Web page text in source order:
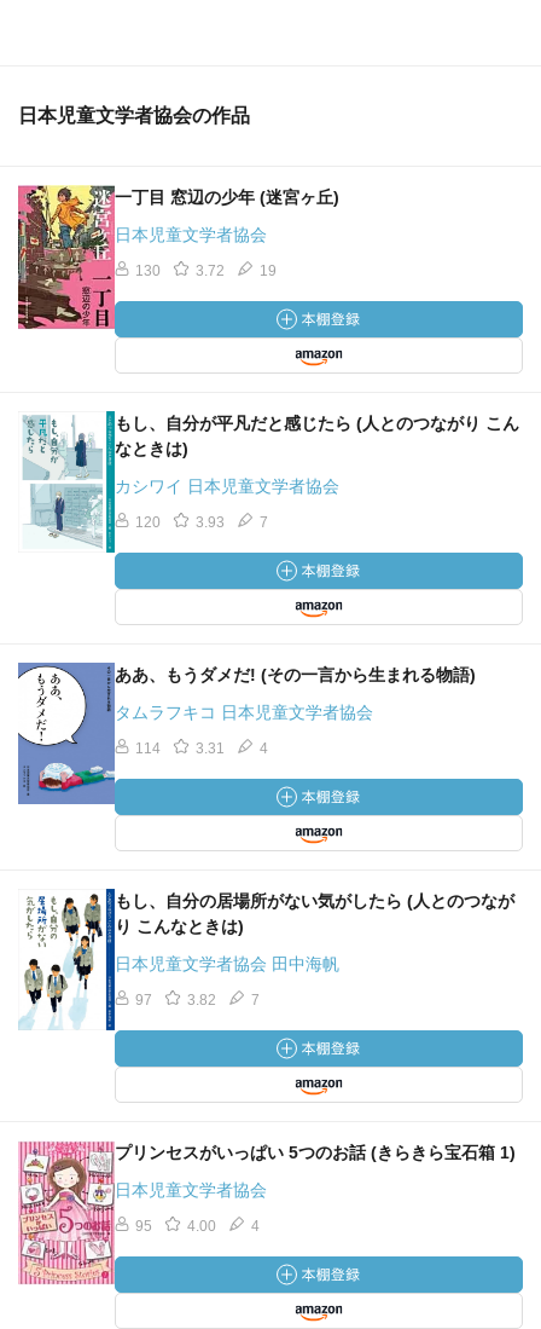
日本児童文学者協会の作品
一丁目 窓辺の少年 (迷宮ヶ丘)
日本児童文学者協会
130 3.72 19
もし、自分が平凡だと感じたら (人とのつながり こん
なときは)
カシワイ 日本児童文学者協会
120 3.93 7
ああ、もうダメだ! (その一言から生まれる物語)
タムラフキコ 日本児童文学者協会
114 3.31 4
もし、自分の居場所がない気がしたら (人とのつなが
り こんなときは)
日本児童文学者協会 田中海帆
97 3.82 7
プリンセスがいっぱい 5つのお話 (きらきら宝石箱 1)
日本児童文学者協会
95 4.00 4